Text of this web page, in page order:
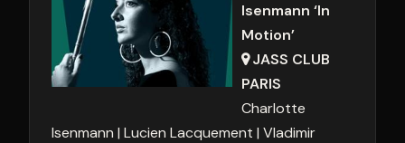
Isenmann ‘In
Motion’
JASS CLUB
PARIS
Charlotte
Isenmann Lucien Lacquement Vladimir